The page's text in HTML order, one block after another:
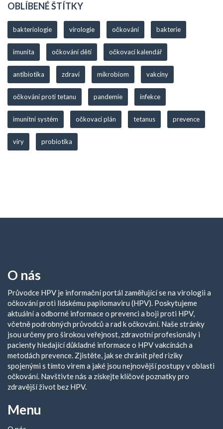
OBLÍBENÉ ŠTÍTKY
bakteriologie virologie očkování bakterie
imunita očkování dětí očkovací kalendář
antibiotika zdraví mikrobiom vakcíny
očkování proti tetanu pandemie infekce
imunitní systém očkovací plán tetanus prevence
viry probiotika
O nás
Průvodce HPV je informační portál zaměřující se na virologii a
očkování proti lidskému papilomaviru (HPV). Poskytujeme
aktuální a odborné informace o prevenci a boji proti HPV,
včetně podrobných průvodců a rad k očkování. Naše stránky
jsou určeny pro širokou veřejnost, zdravotní profesionály i
pacienty hledající důkladné informace o HPV vakcínách a
metodách prevence. Zjistěte, jak se chránit před riziky
spojenými s tímto virem a jaké jsou nejnovější postupy v oblasti
očkování. Navštivte nás a získejte klíčové poznatky pro
zdravější život bez HPV.
Menu